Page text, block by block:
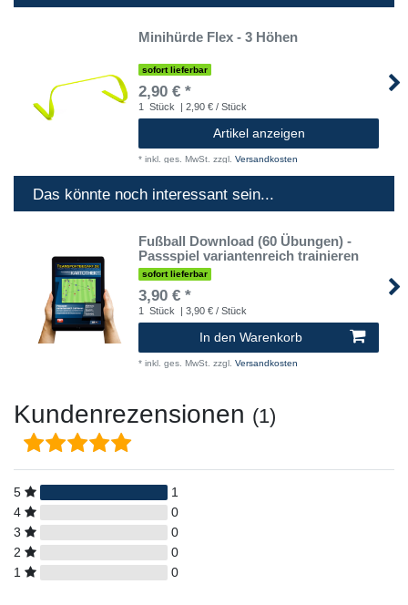
Minihürde Flex - 3 Höhen
sofort lieferbar
2,90 € *
1 Stück | 2,90 € / Stück
Artikel anzeigen
* inkl. ges. MwSt. zzgl. Versandkosten
Das könnte noch interessant sein...
Fußball Download (60 Übungen) -
Passspiel variantenreich trainieren
sofort lieferbar
3,90 € *
1 Stück | 3,90 € / Stück
In den Warenkorb
* inkl. ges. MwSt. zzgl. Versandkosten
Kundenrezensionen (1)
5
1
4
0
3
0
2
0
1
0